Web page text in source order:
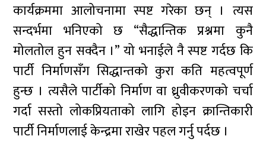
कार्यक्रममा आलोचनामा स्पष्ट गरेका छन् । त्यस
सन्दर्भमा भनिएको छ “सैद्धान्तिक प्रश्नमा कुनै
मोलतोल हुन सक्दैन ।” यो भनाईले नै स्पष्ट गर्दछ कि
पार्टी निर्माणसँग सिद्धान्तको कुरा कति महत्वपूर्ण
हुन्छ । त्यसैले पार्टीको निर्माण वा ध्रुवीकरणको चर्चा
गर्दा सस्तो लोकप्रियताको लागि होइन क्रान्तिकारी
पार्टी निर्माणलाई केन्द्रमा राखेर पहल गर्नु पर्दछ ।